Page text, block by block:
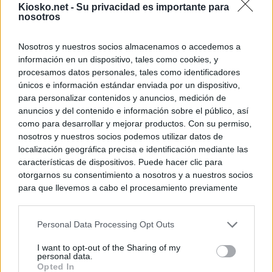
Kiosko.net - Su privacidad es importante para
nosotros
Nosotros y nuestros socios almacenamos o accedemos a
información en un dispositivo, tales como cookies, y
procesamos datos personales, tales como identificadores
únicos e información estándar enviada por un dispositivo,
para personalizar contenidos y anuncios, medición de
anuncios y del contenido e información sobre el público, así
como para desarrollar y mejorar productos. Con su permiso,
nosotros y nuestros socios podemos utilizar datos de
localización geográfica precisa e identificación mediante las
características de dispositivos. Puede hacer clic para
otorgarnos su consentimiento a nosotros y a nuestros socios
para que llevemos a cabo el procesamiento previamente
negar su consentimiento. Tenga en cuenta que algún
de su consentimiento, pero usted tiene el derecho de
rechazar tal procesamiento. Sus preferencias se aplicarán
Personal Data Processing Opt Outs
I want to opt-out of the Sharing of my
personal data.
Opted In